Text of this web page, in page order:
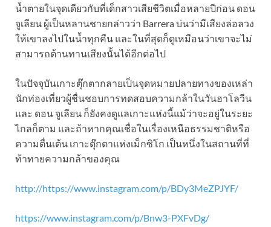
น้ำตายในจุดเดียวกับที่เด็กสาวเสียชีวิตเมื่อหลายปีก่อน ดอน
จูเลียน ผู้เป็นหลานชายกล่าวว่า Barrera บ่นว่ามีเสียงล่อลวง
ให้เขาลงไปในน้ำทุกคืน และในที่สุดก็ดูเหมือนว่าเขาจะไม่
สามารถต้านทานเสียงนั้นได้อีกต่อไป
ในปัจจุบันเกาะตุ๊กตากลายเป็นจุดหมายปลายทางของเหล่า
นักท่องเที่ยวผู้ชื่นชอบการทดสอบความกล้าในวันฮาโลวีน
และ ดอน จูเลียน ก็ยังคงดูแลเกาะแห่งนี้แม้ว่าจะอยู่ในระยะ
ไกลก็ตาม และถ้าหากคุณเชื่อในเรื่องเหนือธรรมชาติหรือ
ความตื่นเต้น เกาะตุ๊กตาแห่งเม็กซิโก เป็นหนึ่งในสถานที่ที่
ท้าทายความกล้าของคุณ
http://https://www.instagram.com/p/BDy3MeZPJYF/
https://www.instagram.com/p/Bnw3-PXFvDg/